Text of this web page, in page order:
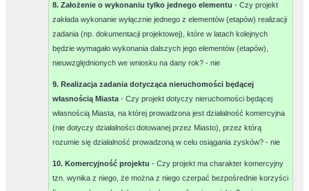
8. Założenie o wykonaniu tylko jednego elementu- Czy projekt
zakłada wykonanie wyłącznie jednego z elementów (etapów) realizacji
zadania (np. dokumentacji projektowej), które w latach kolejnych
będzie wymagało wykonania dalszych jego elementów (etapów),
nieuwzględnionych we wniosku na dany rok? -nie
9. Realizacja zadania dotycząca nieruchomości będącej
własnością Miasta- Czy projekt dotyczy nieruchomości będącej
własnością Miasta, na której prowadzona jest działalność komercyjna
(nie dotyczy działalności dotowanej przez Miasto), przez którą
rozumie się działalność prowadzoną w celu osiągania zysków? -nie
10. Komercyjność projektu- Czy projekt ma charakter komercyjny
tzn. wynika z niego, że można z niego czerpać bezpośrednie korzyści